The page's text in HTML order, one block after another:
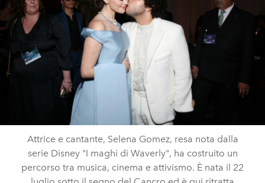
Attrice e cantante, Selena Gomez, resa nota dalla
serie Disney "I maghi di Waverly", ha costruito un
percorso tra musica, cinema e attivismo. È nata il 22